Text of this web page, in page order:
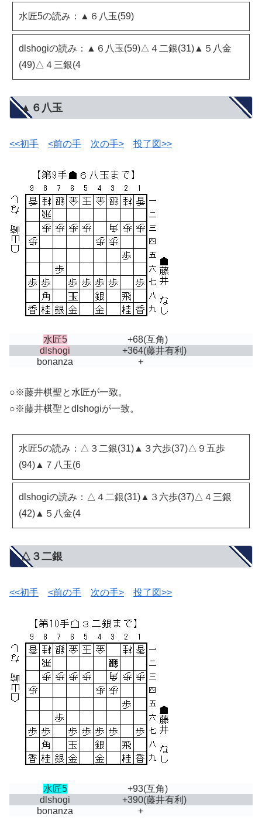
水匠5の読み：▲６八玉(59)
dlshogiの読み：▲６八玉(59)△４二銀(31)▲５八金
(49)△４三銀(4
▲６八玉
<<初手 <前の手 次の手> 投了図>>
水匠5 +68(互角)
dlshogi
+364(藤井有利)
bonanza
+
○※藤井棋聖と水匠が一致。
○※藤井棋聖とdlshogiが一致。
水匠5の読み：△３二銀(31)▲３六歩(37)△９五歩
(94)▲７八玉(6
dlshogiの読み：△４二銀(31)▲３六歩(37)△４三銀
(42)▲５八金(4
△３二銀
<<初手 <前の手 次の手> 投了図>>
水匠5 +93(互角)
dlshogi
+390(藤井有利)
bonanza
+